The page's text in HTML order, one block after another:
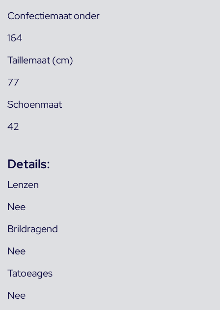
Confectiemaat onder
164
Taillemaat (cm)
77
Schoenmaat
42
Details:
Lenzen
Nee
Brildragend
Nee
Tatoeages
Nee